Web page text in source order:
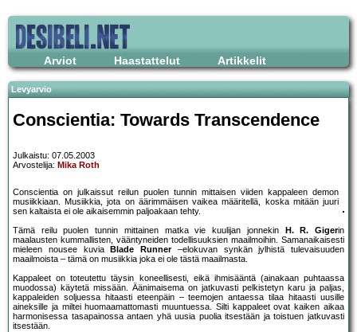
Arviot Haastattelut Artikkelit
Levyarvio
Conscientia: Towards Transcendence
Julkaistu: 07.05.2003
Arvostelija: Mika Roth
Conscientia on julkaissut reilun puolen tunnin mittaisen viiden kappaleen demon
musiikkiaan. Musiikkia, jota on äärimmäisen vaikea määritellä, koska mitään juuri
sen kaltaista ei ole aikaisemmin paljoakaan tehty.
Tämä reilu puolen tunnin mittainen matka vie kuulijan jonnekin
H. R. Gigerin
maalausten kummallisten, vääntyneiden todellisuuksien maailmoihin. Samanaikaisesti
mieleen nousee kuvia
Blade Runner–elokuvan synkän jylhistä tulevaisuuden
maailmoista – tämä on musiikkia joka ei ole tästä maailmasta.
Kappaleet on toteutettu täysin koneellisesti, eikä ihmisääntä (ainakaan puhtaassa
muodossa) käytetä missään. Äänimaisema on jatkuvasti pelkistetyn karu ja paljas,
kappaleiden soljuessa hitaasti eteenpäin – teemojen antaessa tilaa hitaasti uusille
aineksille ja miltei huomaamattomasti muuntuessa. Silti kappaleet ovat kaiken aikaa
harmonisessa tasapainossa antaen yhä uusia puolia itsestään ja toistuen jatkuvasti
itsestään.